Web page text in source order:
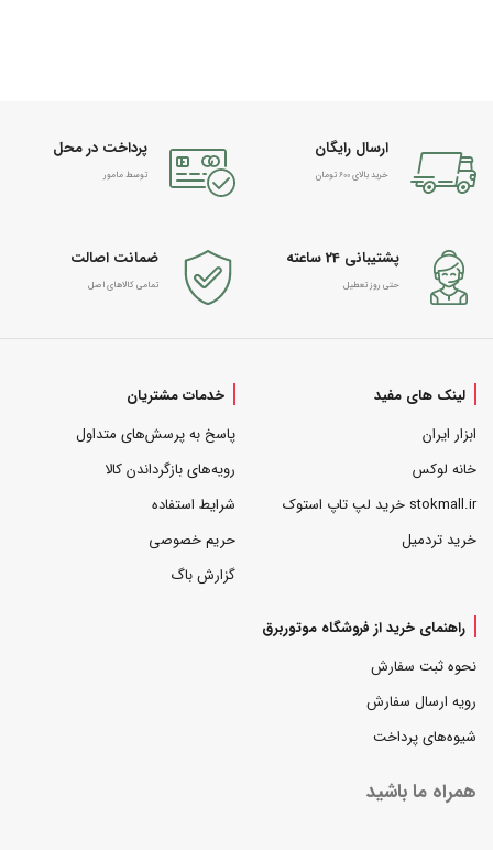
ارسال رایگان
خرید بالای 600 تومان
پرداخت در محل
توسط مامور
پشتیبانی 24 ساعته
حتی روز تعطیل
ضمانت اصالت
تمامی کالاهای اصل
لینک های مفید
ابزار ایران
خانه لوکس
stokmall.ir خرید لپ تاپ استوک
خرید تردمیل
خدمات مشتریان
پاسخ به پرسش‌های متداول
رویه‌های بازگرداندن کالا
شرایط استفاده
حریم خصوصی
گزارش باگ
راهنمای خرید از فروشگاه موتوربرق
نحوه ثبت سفارش
رویه ارسال سفارش
شیوه‌های پرداخت
همراه ما باشید